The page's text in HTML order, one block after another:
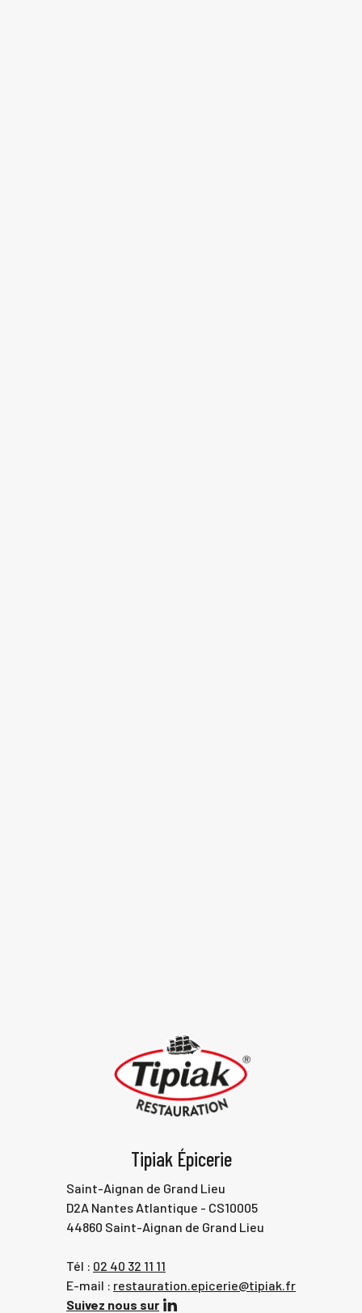
Tipiak Épicerie
Saint-Aignan de Grand Lieu
D2A Nantes Atlantique - CS10005
44860 Saint-Aignan de Grand Lieu
Tél : 02 40 32 11 11
E-mail : restauration.epicerie@tipiak.fr
Suivez nous sur